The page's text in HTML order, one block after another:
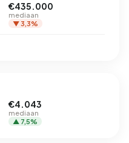
€435.000
mediaan
▼ 3,3%
€4.043
mediaan
▲ 7,5%